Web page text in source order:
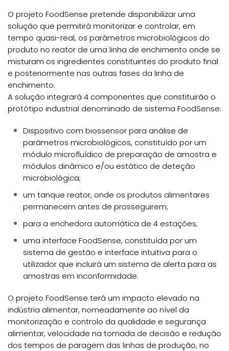
O projeto FoodSense pretende disponibilizar uma
solução que permitirá monitorizar e controlar, em
tempo quasi-real, os parâmetros microbiológicos do
produto no reator de uma linha de enchimento onde se
misturam os ingredientes constituintes do produto final
e posteriormente nas outras fases da linha de
enchimento.
A solução integrará 4 componentes que constituirão o
protótipo industrial denominado de sistema FoodSense:
Dispositivo com biossensor para análise de
parâmetros microbiológicos, constituído por um
módulo microfluídico de preparação de amostra e
módulos dinâmico e/ou estático de deteção
microbiológica;
um tanque reator, onde os produtos alimentares
permanecem antes de prosseguirem;
para a enchedora automática de 4 estações;
uma interface FoodSense, constituída por um
sistema de gestão e interface intuitiva para o
utilizador que incluirá um sistema de alerta para as
amostras em inconformidade.
O projeto FoodSense terá um impacto elevado na
indústria alimentar, nomeadamente ao nível da
monitorização e controlo da qualidade e segurança
alimentar, velocidade na tomada de decisão e redução
dos tempos de paragem das linhas de produção, no